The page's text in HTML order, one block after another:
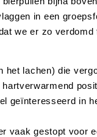
in een
we er zo
lachen) die
geïnteresseerd in
vaak gestopt voor